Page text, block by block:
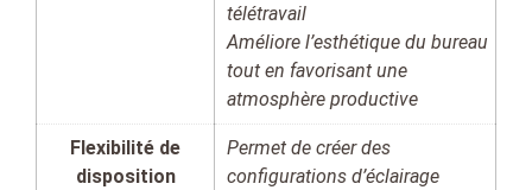
télétravail
Améliore l’esthétique du bureau
tout en favorisant une
atmosphère productive
Flexibilité de
disposition
Permet de créer des
configurations d’éclairage